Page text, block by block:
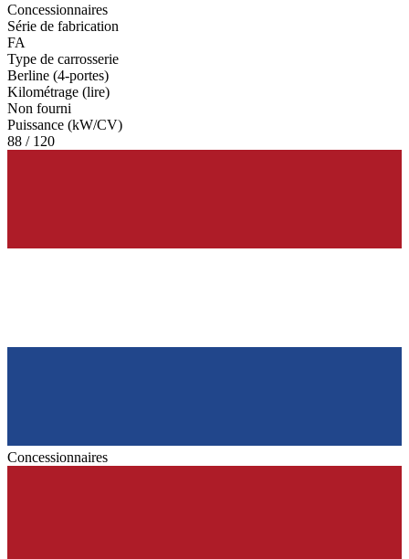
Concessionnaires
Série de fabrication
FA
Type de carrosserie
Berline (4-portes)
Kilométrage (lire)
Non fourni
Puissance (kW/CV)
88 / 120
Concessionnaires